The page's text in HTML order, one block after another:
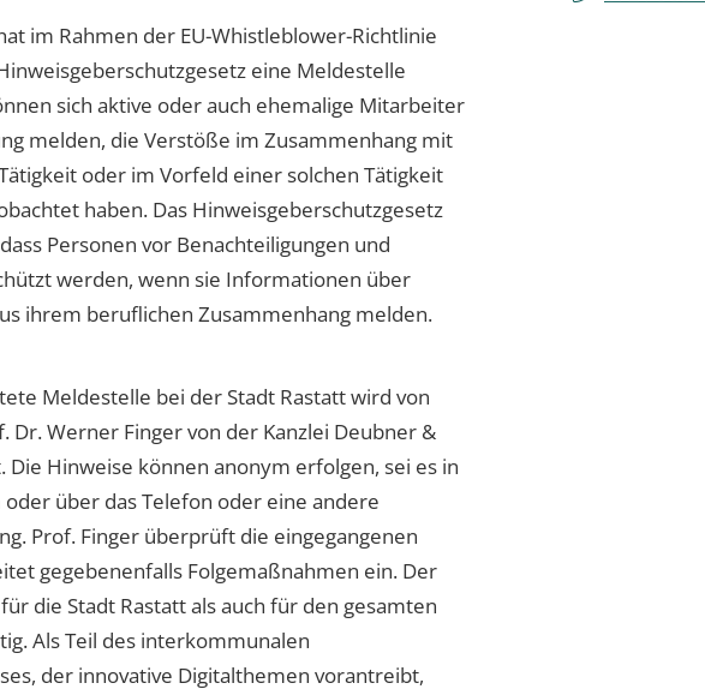
im Rahmen der EU-Whistleblower-Richtlinie
eine Meldestelle
sich aktive oder auch ehemalige Mitarbeiter
melden, die Verstöße im Zusammenhang mit
oder im Vorfeld einer solchen Tätigkeit
haben. Das Hinweisgeberschutzgesetz
Personen vor Benachteiligungen und
werden, wenn sie Informationen über
ihrem beruflichen Zusammenhang melden.
Meldestelle bei der Stadt Rastatt wird von
Dr. Werner Finger von der Kanzlei Deubner &
Die Hinweise können anonym erfolgen, sei es in
über das Telefon oder eine andere
Prof. Finger überprüft die eingegangenen
gegebenenfalls Folgemaßnahmen ein. Der
die Stadt Rastatt als auch für den gesamten
Als Teil des interkommunalen
der innovative Digitalthemen vorantreibt,